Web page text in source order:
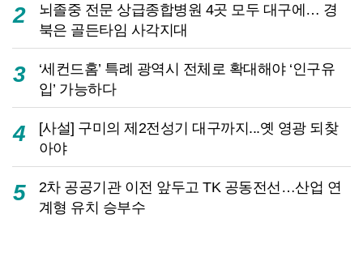
2
뇌졸중 전문 상급종합병원 4곳 모두 대구에… 경
북은 골든타임 사각지대
3
‘세컨드홈’ 특례 광역시 전체로 확대해야 ‘인구유
입’ 가능하다
4
[사설] 구미의 제2전성기 대구까지...옛 영광 되찾
아야
5
2차 공공기관 이전 앞두고 TK 공동전선…산업 연
계형 유치 승부수